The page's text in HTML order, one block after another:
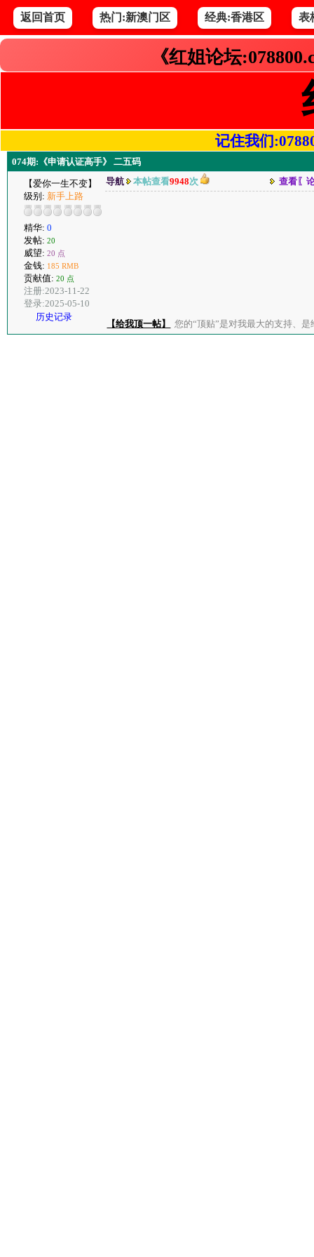
返回首页 热门:新澳门区 经典:香港区 表
《红姐论坛
记住我们
074期:《申请认证高手》 二五码
【爱你一生不变】
级别: 新手上路
精华: 0
发帖: 20
威望: 20 点
金钱: 185 RMB
贡献值: 20 点
注册:2023-11-22
登录:2025-05-10
历史记录
导航 本帖查看9948次 查看〖
【给我顶一帖】 您的“顶贴”是对我最大的支持、